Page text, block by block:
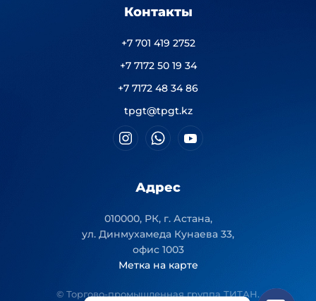
Контакты
+7 701 419 2752
+7 7172 50 19 34
+7 7172 48 34 86
tpgt@tpgt.kz
Адрес
010000, РК, г. Астана,
ул. Динмухамеда Кунаева 33,
офис 1003
Метка на карте
© Торгово-промышленная группа ТИТАН.